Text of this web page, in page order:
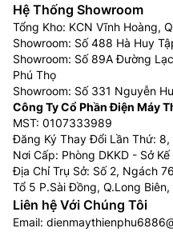
Hệ Thống Showroom
Tổng Kho: KCN Vĩnh Hoàng,
Showroom: Số 488 Hà Huy
Showroom: Số 89A Đường
Phú Thọ
Showroom: Số 331 Nguyễn
Công Ty Cổ Phần Điện Máy
MST: 0107333989
Đăng Ký Thay Đổi Lần Thứ:
Nơi Cấp: Phòng DKKD - Sở
Địa Chỉ Trụ Sở: Số 2, Ngách
Tổ 5 P.Sài Đồng, Q.Long
Liên hệ Với Chúng Tôi
Email: